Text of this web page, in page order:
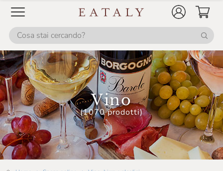
Vino
(1070 prodotti)
Fontana Candida
Fontanafredda
Fonzone
Foradori
Francesco Marra
Franck Pascal
Franco Terpin
Franz Haas
Frecciarossa